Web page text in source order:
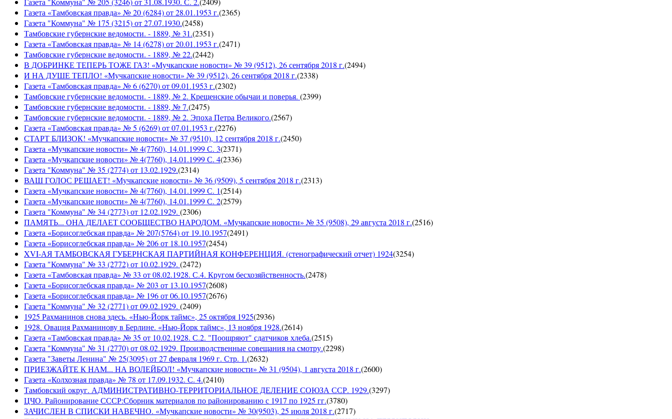
Газета «Тамбовская правда» № 20 (6284) от 28.01.1953 г.(2365)
Газета "Коммуна" № 175 (3215) от 27.07.1930.(2458)
Тамбовские губернские ведомости. - 1889, № 31.(2351)
Газета «Тамбовская правда» № 14 (6278) от 20.01.1953 г.(2471)
Тамбовские губернские ведомости. - 1889, № 22.(2442)
В ДОБРИНКЕ ТЕПЕРЬ ТОЖЕ ГАЗ! «Мучкапские новости» № 39 (9512), 26 сентября 2018 г.(2494)
И НА ДУШЕ ТЕПЛО! «Мучкапские новости» № 39 (9512), 26 сентября 2018 г.(2338)
Газета «Тамбовская правда» № 6 (6270) от 09.01.1953 г.(2302)
Тамбовские губернские ведомости. - 1889, № 2. Крещенские обычаи и поверья. (2399)
Тамбовские губернские ведомости. - 1889, № 7.(2475)
Тамбовские губернские ведомости. - 1889, № 2. Эпоха Петра Великого.(2567)
Газета «Тамбовская правда» № 5 (6269) от 07.01.1953 г.(2276)
СТАРТ БЛИЗОК! «Мучкапские новости» № 37 (9510), 12 сентября 2018 г.(2450)
Газета «Мучкапские новости» № 4(7760), 14.01.1999 С. 3(2371)
Газета «Мучкапские новости» № 4(7760), 14.01.1999 С. 4(2336)
Газета "Коммуна" № 35 (2774) от 13.02.1929.(2314)
ВАШ ГОЛОС РЕШАЕТ! «Мучкапские новости» № 36 (9509), 5 сентября 2018 г.(2313)
Газета «Мучкапские новости» № 4(7760), 14.01.1999 С. 1(2514)
Газета «Мучкапские новости» № 4(7760), 14.01.1999 С. 2(2579)
Газета "Коммуна" № 34 (2773) от 12.02.1929. (2306)
ПАМЯТЬ... ОНА ДЕЛАЕТ СООБЩЕСТВО НАРОДОМ. «Мучкапские новости» № 35 (9508), 29 августа 2018 г.(2516)
Газета «Борисоглебская правда» № 207(5764) от 19.10.1957(2491)
Газета «Борисоглебская правда» № 206 от 18.10.1957(2454)
XVI-АЯ ТАМБОВСКАЯ ГУБЕРНСКАЯ ПАРТИЙНАЯ КОНФЕРЕНЦИЯ. (стенографический отчет) 1924(3254)
Газета "Коммуна" № 33 (2772) от 10.02.1929. (2472)
Газета «Тамбовская правда» № 33 от 08.02.1928. С.4. Кругом бесхозяйственность.(2478)
Газета «Борисоглебская правда» № 203 от 13.10.1957(2608)
Газета «Борисоглебская правда» № 196 от 06.10.1957(2676)
Газета "Коммуна" № 32 (2771) от 09.02.1929. (2409)
1925 Рахманинов снова здесь. «Нью-Йорк таймс», 25 октября 1925(2936)
1928. Овация Рахманинову в Берлине. «Нью-Йорк таймс», 13 ноября 1928.(2614)
Газета «Тамбовская правда» № 35 от 10.02.1928. С.2. "Поощряют" сдатчиков хлеба.(2515)
Газета "Коммуна" № 31 (2770) от 08.02.1929. Производственные совещания на смотру.(2298)
Газета "Заветы Ленина" № 25(3095) от 27 февраля 1969 г. Стр. 1.(2632)
ПРИЕЗЖАЙТЕ К НАМ... НА ВОЛЕЙБОЛ! «Мучкапские новости» № 31 (9504), 1 августа 2018 г.(2600)
Газета «Колхозная правда» № 78 от 17.09.1932. С. 4.(2410)
Тамбовский округ. АДМИНИСТРАТИВНО-ТЕРРИТОРИАЛЬНОЕ ДЕЛЕНИЕ СОЮЗА ССР. 1929.(3297)
ЦЧО. Районирование СССР:Сборник материалов по районированию с 1917 по 1925 гг.(3780)
ЗАЧИСЛЕН В СПИСКИ НАВЕЧНО. «Мучкапские новости» № 30(9503), 25 июля 2018 г.(2717)